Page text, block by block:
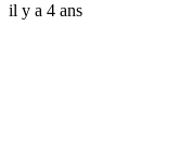
il y a 4 ans